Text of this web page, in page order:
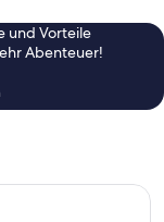
und Vorteile
Abenteuer!